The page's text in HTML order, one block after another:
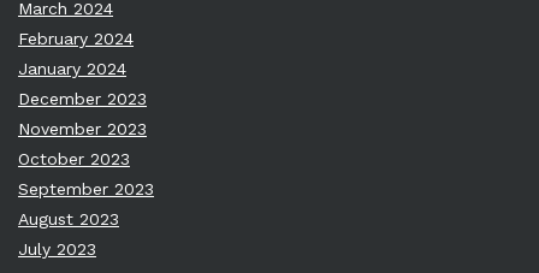
March 2024
February 2024
January 2024
December 2023
November 2023
October 2023
September 2023
August 2023
July 2023